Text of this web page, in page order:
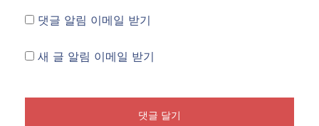
댓글 알림 이메일 받기
새 글 알림 이메일 받기